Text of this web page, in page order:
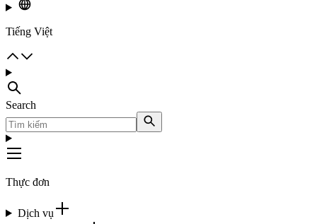
Tiếng Việt
Search
Thực đơn
Dịch vụ